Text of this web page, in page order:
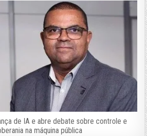
de IA e abre debate sobre controle e
na máquina pública